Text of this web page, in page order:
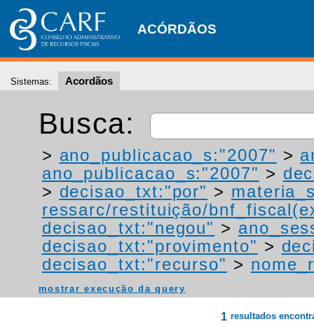
ACÓRDÃOS
Sistemas: Acordãos
Busca:
> ano_publicacao_s:"2007" >
ano_publicacao_s:"2007" >
> decisao_txt:"por" >
ressarc/restituição/
decisao_txt:"negou" >
decisao_txt:"provimento" >
decisao_txt:"recurso" >
mostrar execução da query
1 resultados